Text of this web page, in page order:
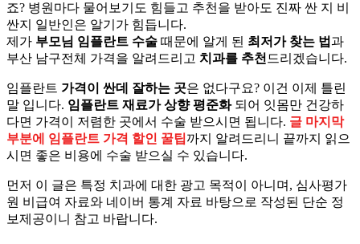
죠? 병원마다 물어보기도 힘들고 추천을 받아도 진짜 싼 지 비
싼지 일반인은 알기가 힘듭니다.
제가 부모님 임플란트 수술 때문에 알게 된 최저가 찾는 법과
부산 남구전체 가격을 알려드리고 치과를 추천 드리겠습니다.
임플란트 가격이 싼데 잘하는 곳은 없다구요? 이건 이제 틀린
말 입니다. 임플란트 재료가 상향 평준화 되어 잇몸만 건강하
다면 가격이 저렴한 곳에서 수술 받으시면 됩니다. 글 마지막
부분에 임플란트 가격 할인 꿀팁까지 알려드리니 끝까지 읽으
시면 좋은 비용에 수술 받으실 수 있습니다.
먼저 이 글은 특정 치과에 대한 광고 목적이 아니며, 심사평가
원 비급여 자료와 네이버 통계 자료 바탕으로 작성된 단순 정
보제공이니 참고 바랍니다.